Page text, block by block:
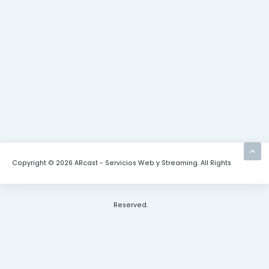
Copyright © 2026 ARcast - Servicios Web y Streaming. All Rights
Reserved.